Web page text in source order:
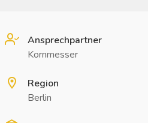
Ansprechpartner
Kornmesser
Region
Berlin